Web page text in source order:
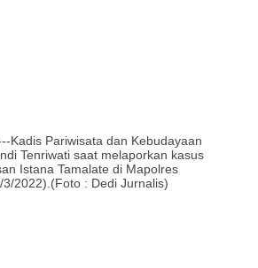
Kadis Pariwisata dan Kebudayaan
Tenriwati saat melaporkan kasus
Istana Tamalate di Mapolres
2022).(Foto : Dedi Jurnalis)